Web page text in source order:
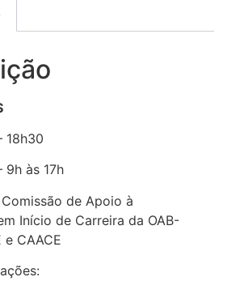
18h30
9h às 17h
de Apoio à
Início de Carreira da OAB-
e CAACE